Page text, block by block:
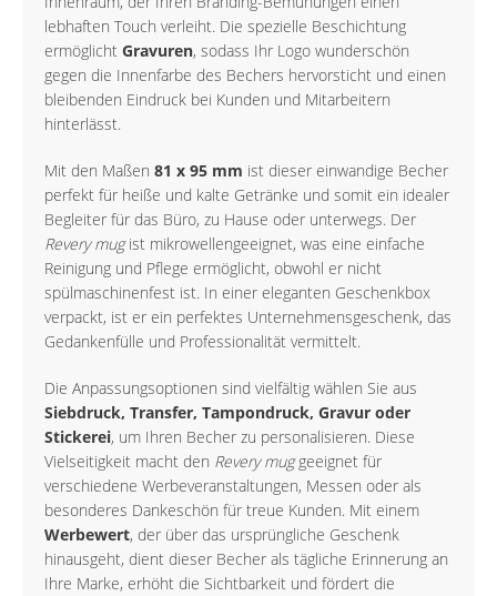
lebhaften Touch verleiht. Die spezielle Beschichtung
ermöglicht Gravuren, sodass Ihr Logo wunderschön
gegen die Innenfarbe des Bechers hervorsticht und einen
bleibenden Eindruck bei Kunden und Mitarbeitern
hinterlässt.
Mit den Maßen 81 x 95 mm ist dieser einwandige Becher
perfekt für heiße und kalte Getränke und somit ein idealer
Begleiter für das Büro, zu Hause oder unterwegs. Der
Revery mugist mikrowellengeeignet, was eine einfache
Reinigung und Pflege ermöglicht, obwohl er nicht
spülmaschinenfest ist. In einer eleganten Geschenkbox
verpackt, ist er ein perfektes Unternehmensgeschenk, das
Gedankenfülle und Professionalität vermittelt.
Die Anpassungsoptionen sind vielfältig wählen Sie aus
Siebdruck, Transfer, Tampondruck, Gravur oder
Stickerei, um Ihren Becher zu personalisieren. Diese
Vielseitigkeit macht den Revery muggeeignet für
verschiedene Werbeveranstaltungen, Messen oder als
besonderes Dankeschön für treue Kunden. Mit einem
Werbewert, der über das ursprüngliche Geschenk
hinausgeht, dient dieser Becher als tägliche Erinnerung an
Ihre Marke, erhöht die Sichtbarkeit und fördert die